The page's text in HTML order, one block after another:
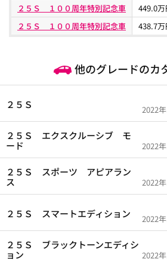
２５Ｓ １００周年特別記念車
449.0万
２５Ｓ １００周年特別記念車
438.7万
他のグレードのカ
２５Ｓ 2022
２５Ｓ エクスクルーシブ モ
ード
2022
２５Ｓ スポーツ アピアラン
ス
2022
２５Ｓ スマートエディション 2022
２５Ｓ ブラックトーンエディシ
ョン
2022